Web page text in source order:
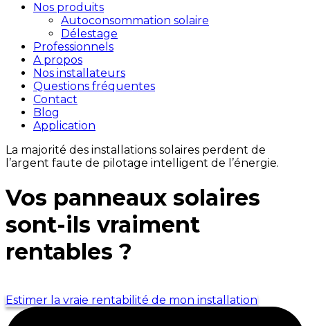
Nos produits
Autoconsommation solaire
Délestage
Professionnels
A propos
Nos installateurs
Questions fréquentes
Contact
Blog
Application
La majorité des installations solaires perdent de
l’argent faute de pilotage intelligent de l’énergie.
Vos panneaux solaires
sont-ils vraiment
rentables ?
Estimer la vraie rentabilité de mon installation